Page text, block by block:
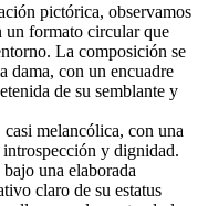
pictórica, observamos
un formato circular que
La composición se
dama, con un encuadre
de su semblante y
melancólica, con una
introspección y dignidad.
una elaborada
claro de su estatus